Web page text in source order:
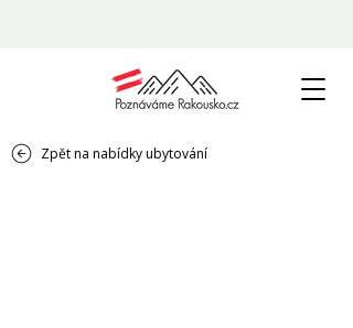
Zpět na nabídky ubytování